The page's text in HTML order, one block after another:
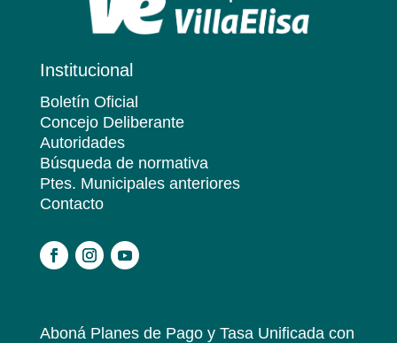
Institucional
Boletín Oficial
Concejo Deliberante
Autoridades
Búsqueda de normativa
Ptes. Municipales anteriores
Contacto
Aboná Planes de Pago y Tasa Unificadacon